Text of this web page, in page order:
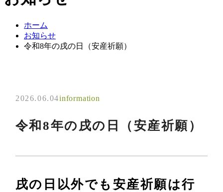
ホーム
お知らせ
令和8年の戌の日（安産祈願）
2026.06.04information
令和8年の戌の日（安産祈願）
戌の日以外でも安産祈願は行